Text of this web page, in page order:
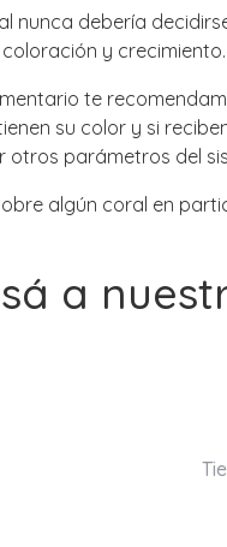
nunca debería
y crecimiento.
te
su color y si
otros parámetros del
algún coral en
a